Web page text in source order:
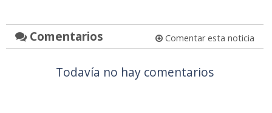
Comentarios Comentar esta noticia
Todavía no hay comentarios